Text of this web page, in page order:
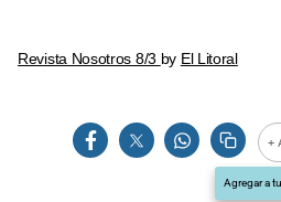
Revista Nosotros 8/3 by El Litoral
+
Agregar a